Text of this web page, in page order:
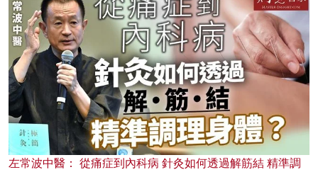
左常波中醫： 從痛症到內科病 針灸如何透過解筋結 精準調